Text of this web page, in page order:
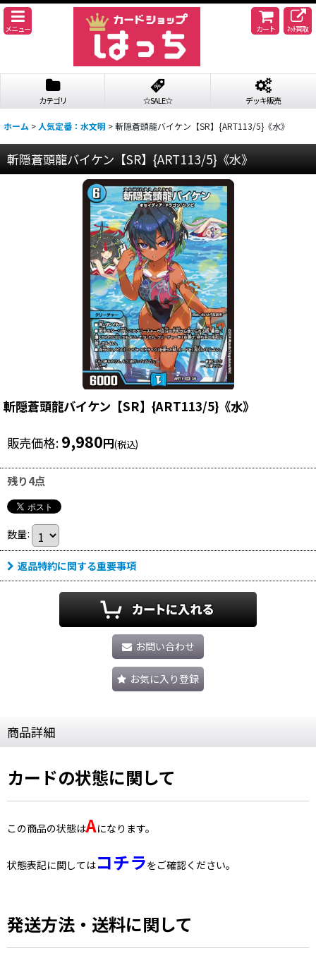
メニュー カート ﾈｯﾄ買取
カテゴリ ☆SALE☆ デッキ販売
ホーム > 人気定番：水文明 >斬隠蒼頭龍バイケン【SR】{ART113/5}《水》
斬隠蒼頭龍バイケン【SR】{ART113/5}《水》
斬隠蒼頭龍バイケン【SR】{ART113/5}《水》
販売価格: 9,980円(税込)
残り4点
数量:
返品特約に関する重要事項
お問い合わせ
お気に入り登録
商品詳細
カードの状態に関して
この商品の状態はAになります。
状態表記に関してはコチラをご確認ください。
発送方法・送料に関して